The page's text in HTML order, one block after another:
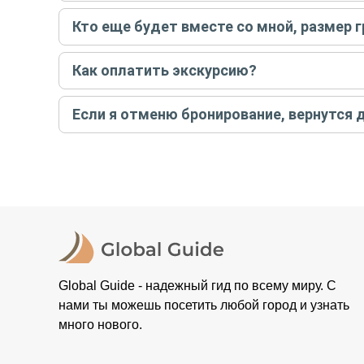
Только в случае неблагоприятных погодных
вас об отмене, а мы вернем предоплату на карту. Во
Кто еще будет вместе со мной, размер
Если экскурсия индивидуальная, гид проведет
условий конкретной экскурсии.
Как оплатить экскурсию?
Создайте заказ на удобную дату и время, и
контакты организатора и точное место встречи.
Если я отменю бронирование, вернутся
Global Guide - надежный гид по всему миру. С
нами ты можешь посетить любой город и узнать
много нового.